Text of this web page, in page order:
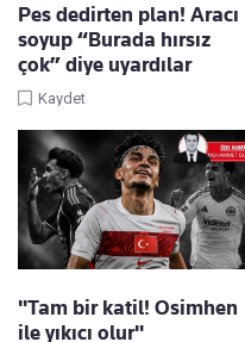
Pes dedirten plan! Aracı
soyup “Burada hırsız
çok” diye uyardılar
Kaydet
"Tam bir katil! Osimhen
ile yıkıcı olur"